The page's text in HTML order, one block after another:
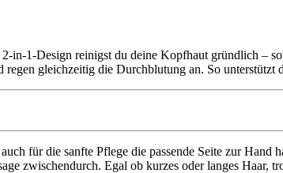
in-1-Design reinigst du deine Kopfhaut gründlich –
regen gleichzeitig die Durchblutung an. So
für die sanfte Pflege die passende Seite zur
zwischendurch. Egal ob kurzes oder langes Haar,